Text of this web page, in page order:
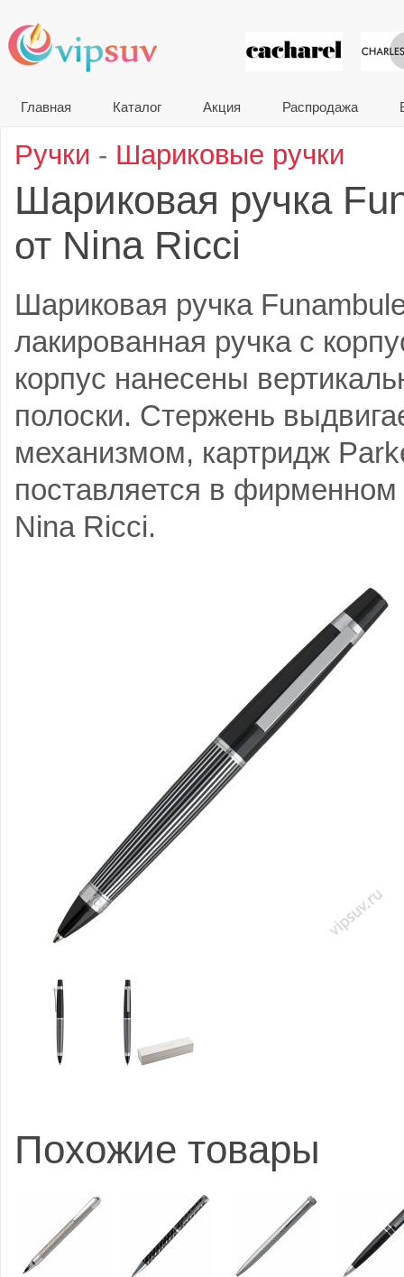
VIP
Главная Каталог Акция Распродажа
Ручки - Шариковые ручки
Шариковая ручка
от Nina Ricci
Шариковая ручка
лакированная ручка с
корпус нанесены
полоски. Стержень
механизмом, картридж
поставляется в
Nina Ricci.
Похожие товары